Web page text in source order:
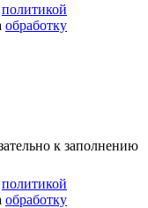
политикой
обработку
к заполнению
политикой
обработку